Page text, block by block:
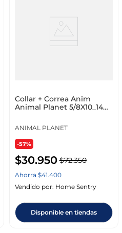
Collar + Correa Anim
Animal Planet 5/8X10_14
ANIMAL PLANET
-57%
$30.950 $72.350
Ahorra $41.400
Vendido por: Home Sentry
Disponible en tiendas